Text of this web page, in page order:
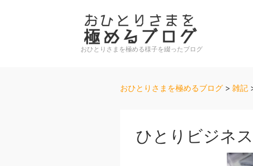
おひとりさまを極める様子を綴ったブログ
おひとりさまを極めるブログ >雑記
ひとりビジネ